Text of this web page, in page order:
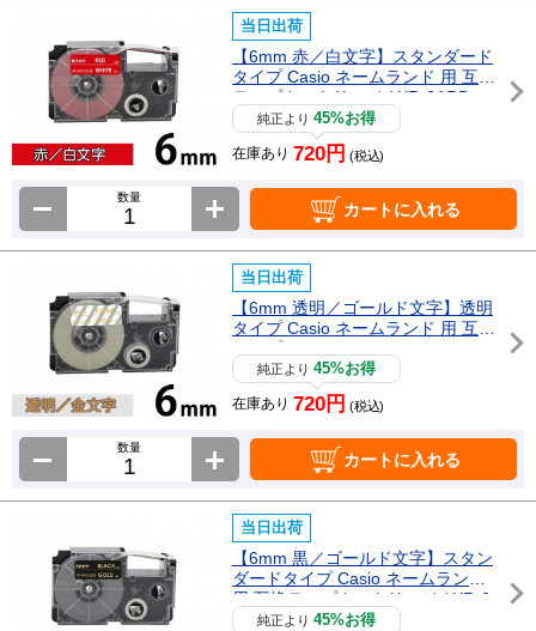
当日出荷
【6mm 赤／白文字】スタンダード
タイプ Casio ネームランド 用 互換
テープカートリッジ / XR-6ARD
純正より45%お得
在庫あり 720円 (税込)
数量
カートに入れる
当日出荷
【6mm 透明／ゴールド文字】透明
タイプ Casio ネームランド 用 互換
テープカートリッジ / XR-6XG
純正より45%お得
在庫あり 720円 (税込)
数量
カートに入れる
当日出荷
【6mm 黒／ゴールド文字】スタン
ダードタイプ Casio ネームランド
用 互換テープカートリッジ / XR-6
BKG純正より45%お得